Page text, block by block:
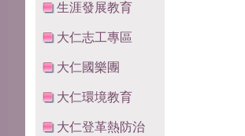
生涯發展教育
大仁志工專區
大仁國樂團
大仁環境教育
大仁登革熱防治